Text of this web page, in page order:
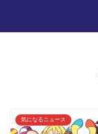
気になるニュース